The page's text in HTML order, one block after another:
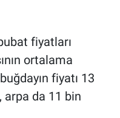
fiyatları
ortalama
fiyatı 13
arpa da 11 bin